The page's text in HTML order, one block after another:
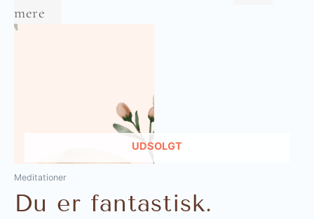
mere
UDSOLGT
Meditationer
Du er fantastisk.